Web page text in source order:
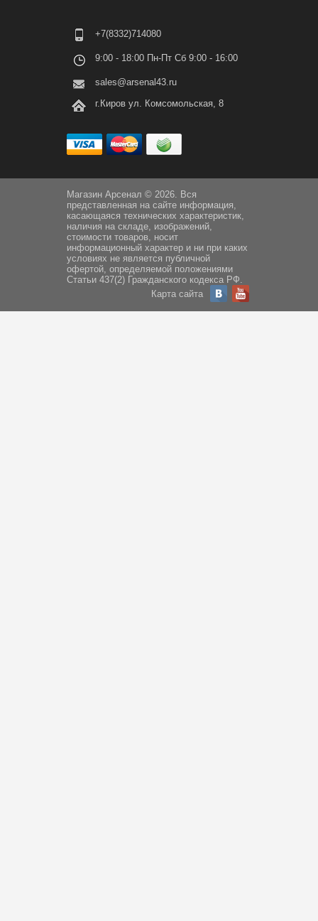
+7(8332)714080
9:00 - 18:00 Пн-Пт Сб 9:00 - 16:00
sales@arsenal43.ru
г.Киров ул. Комсомольская, 8
Магазин Арсенал © 2026. Вся
представленная на сайте информация,
касающаяся технических характеристик,
наличия на складе, изображений,
стоимости товаров, носит
информационный характер и ни при каких
условиях не является публичной
офертой, определяемой положениями
Статьи 437(2) Гражданского кодекса РФ.
Карта сайта